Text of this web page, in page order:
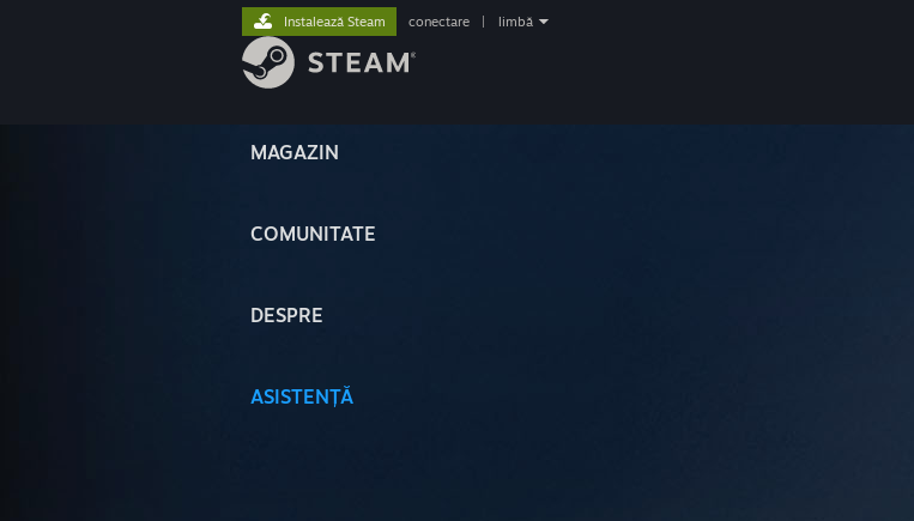
MAGAZIN
COMUNITATE
DESPRE
ASISTENȚĂ
Instalează Steam conectare limbă